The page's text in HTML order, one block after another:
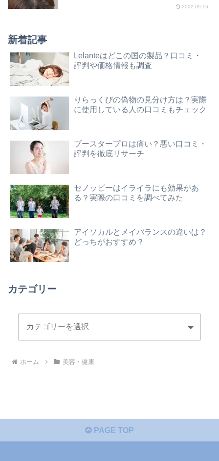
2022.09.16
新着記事
Lelanteはどこの国の製品？口コミ・
評判や価格情報も調査
りらっくびの偽物の見分け方は？実際
に使用している人の口コミもチェック
ブースタープロは痛い？悪い口コミ・
評判を徹底リサーチ
セノッピーはイライラにも効果があ
る？実際の口コミを調べてみた
アイソカルとメイバランスの違いは？
どっちがおすすめ？
カテゴリー
ホーム 美容・健康
PAGE TOP